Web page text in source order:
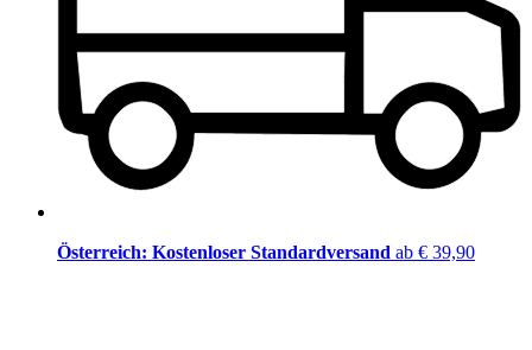
Österreich: Kostenloser Standardversand ab € 39,90